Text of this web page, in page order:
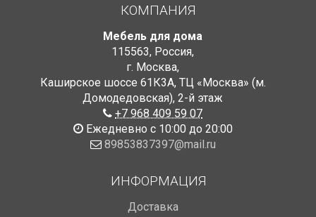
КОМПАНИЯ
Мебель для дома
115563, Россия,
г. Москва,
Каширское шоссе 61К3А, ТЦ «Москва» (м.
Домодедовская), 2-й этаж
+7 968 409 59 07
Ежедневно с 10:00 до 20:00
89853837397@mail.ru
ИНФОРМАЦИЯ
Доставка